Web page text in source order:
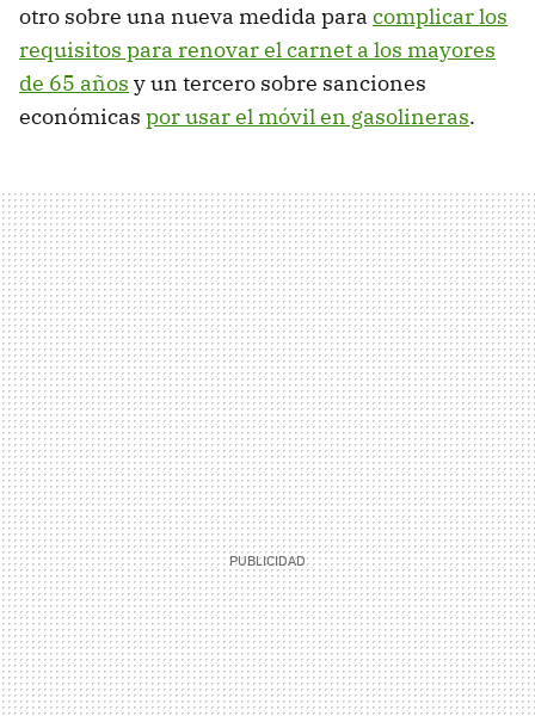
otro sobre una nueva medida para complicar los
requisitos para renovar el carnet a los mayores
de 65 años y un tercero sobre sanciones
económicas por usar el móvil en gasolineras.